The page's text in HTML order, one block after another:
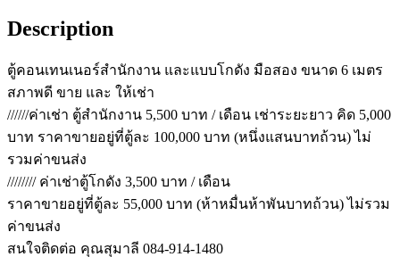
Description
ตู้คอนเทนเนอร์สำนักงาน และแบบโกดัง มือสอง ขนาด 6 เมตร
สภาพดี ขาย และ ให้เช่า
//////ค่าเช่า ตู้สำนักงาน 5,500 บาท / เดือน เช่าระยะยาว คิด 5,000
บาท ราคาขายอยู่ที่ตู้ละ 100,000 บาท (หนึ่งแสนบาทถ้วน) ไม่
รวมค่าขนส่ง
//////// ค่าเช่าตู้โกดัง 3,500 บาท / เดือน
ราคาขายอยู่ที่ตู้ละ 55,000 บาท (ห้าหมื่นห้าพันบาทถ้วน) ไม่รวม
ค่าขนส่ง
สนใจติดต่อ คุณสุมาลี 084-914-1480